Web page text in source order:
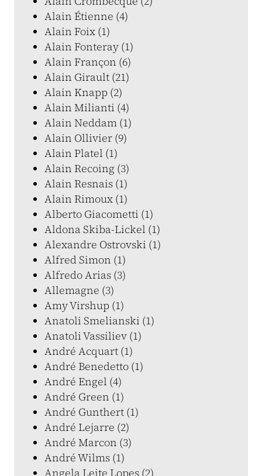
Alain Étienne (4)
Alain Foix (1)
Alain Fonteray (1)
Alain Françon (6)
Alain Girault (21)
Alain Knapp (2)
Alain Milianti (4)
Alain Neddam (1)
Alain Ollivier (9)
Alain Platel (1)
Alain Recoing (3)
Alain Resnais (1)
Alain Rimoux (1)
Alberto Giacometti (1)
Aldona Skiba-Lickel (1)
Alexandre Ostrovski (1)
Alfred Simon (1)
Alfredo Arias (3)
Allemagne (3)
Amy Virshup (1)
Anatoli Smelianski (1)
Anatoli Vassiliev (1)
André Acquart (1)
André Benedetto (1)
André Engel (4)
André Green (1)
André Gunthert (1)
André Lejarre (2)
André Marcon (3)
André Wilms (1)
Angela Leite Lopes (2)